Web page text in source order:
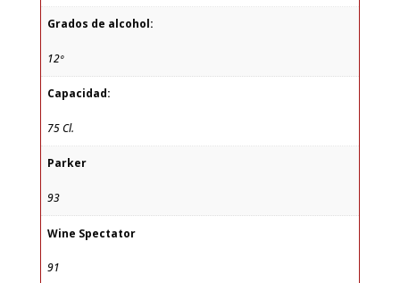
Grados de alcohol:
12º
Capacidad:
75 Cl.
Parker
93
Wine Spectator
91